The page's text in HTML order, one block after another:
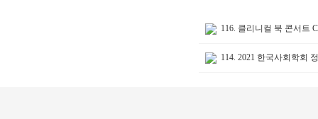
116. 클리니컬 북 콘서트
114. 2021 한국사회학회